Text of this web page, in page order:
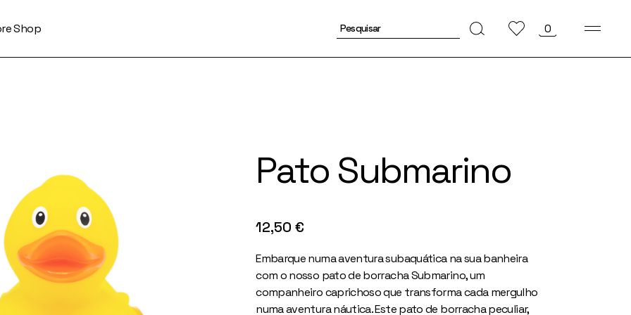
Shop Pesquisar
por: 0
Pato Submarino
12,50€
Embarque numa aventura subaquática na sua banheira
com o nosso pato de borracha Submarino, um
companheiro caprichoso que transforma cada mergulho
numa aventura náutica. Este pato de borracha peculiar,